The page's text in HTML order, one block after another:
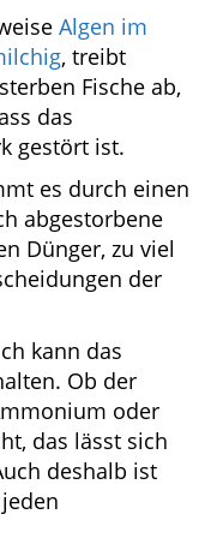
Algen im
, treibt
Fische ab,
das
gestört ist.
es durch einen
abgestorbene
Dünger, zu viel
der
kann das
Ob der
oder
das lässt sich
deshalb ist